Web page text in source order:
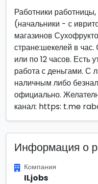
Работники
(начальники - с
магазинов
стране:шекелей в
или по 12 часов. Есть
работа с деньгами. С
наличным либо
официально.
канал: https: t.me
Информация о
Компания
ILjobs